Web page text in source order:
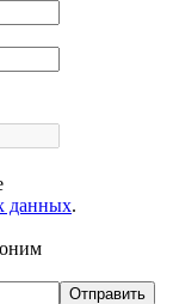
данных.
Отправить